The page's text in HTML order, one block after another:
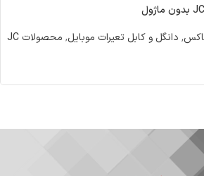
و کابل تعیرات موبایل , محصولات JC